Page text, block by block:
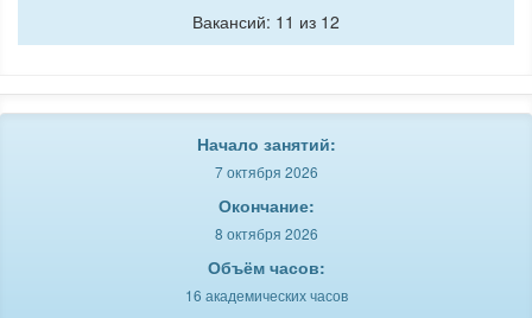
Вакансий: 11 из 12
Начало занятий:
7 октября 2026
Окончание:
8 октября 2026
Объём часов:
16 академических часов